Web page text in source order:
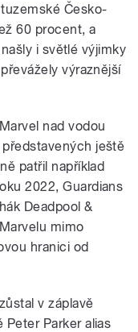
Česko-
60 procent, a
i světlé výjimky
výraznější
nad vodou
ještě
patřil například
2022, Guardians
Deadpool &
mimo
hranici od
v záplavě
Parker alias